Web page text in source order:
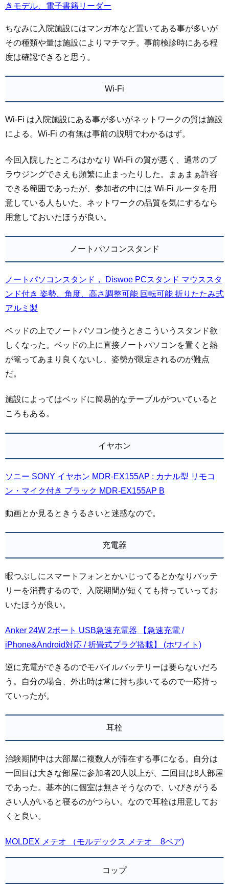
きモデル、電子書籍リーダー
ちなみに入院施設にはマンガ本など置いてある事が多いが
その種類や量は施設によりマチマチ。事前検診時にある程
度は確認できると思う。
Wi-Fi
Wi-Fi は入院施設にある事が多いがネットワークの質は施設
による。Wi-Fi の有無は事前の説明でわかるはず。
今回入院したところはかなり Wi-Fi の質が悪く、通常のブ
ラウジングでさえも頻繁に止まったりした。まぁまぁ許容
できる範囲であったが、参加者の中には Wi-Fi ルータを用
意している人もいた。ネットワークの品質を気にするなら
用意しておいたほうが良い。
ノートパソコンスタンド
ノートパソコンスタンド， Diswoe PCスタンド マウススタ
ンド付き 姿勢、角度、高さ調整可能 回転可能 折りたたみ式
アルミ製
ベッドの上でノートパソコン使うときこういうスタンド欲
しくなった。ベッドの上に直接ノートパソコンを置くと熱
が篭ってあまり良くないし、姿勢が限定されるのが難点
だ。
施設によってはベッドに簡易的なテーブルがついていると
ころもある。
イヤホン
ソニー SONY イヤホン MDR-EX155AP : カナル型 リモコ
ン・マイク付き ブラック MDR-EX155AP B
動画とか見るときうるさいと迷惑なので。
充電器
暇つぶしにスマートフォンとかいじってるとかなりバッテ
リーを消費するので、入院期間が短くても持っていってお
いたほうが良い。
Anker 24W 2ポート USB急速充電器 【急速充電 /
iPhone&Android対応 / 折畳式プラグ搭載】 (ホワイト)
逆に充電ができるのでモバイルバッテリーは要らないだろ
う。自分の場合、外出時は常に持ち歩いてるので一応持っ
ていったが。
耳栓
治験期間中は大部屋に複数人が滞在する事になる。自分は
一回目は大きな部屋に参加者20人以上が、二回目は8人部屋
であった。基本的に個室は無さそうなので、いびきがうる
さい人がいると寝るのがつらい。なので耳栓は用意してお
くと良い。
MOLDEX メテオ （モルデックス メテオ 8ペア)
コップ